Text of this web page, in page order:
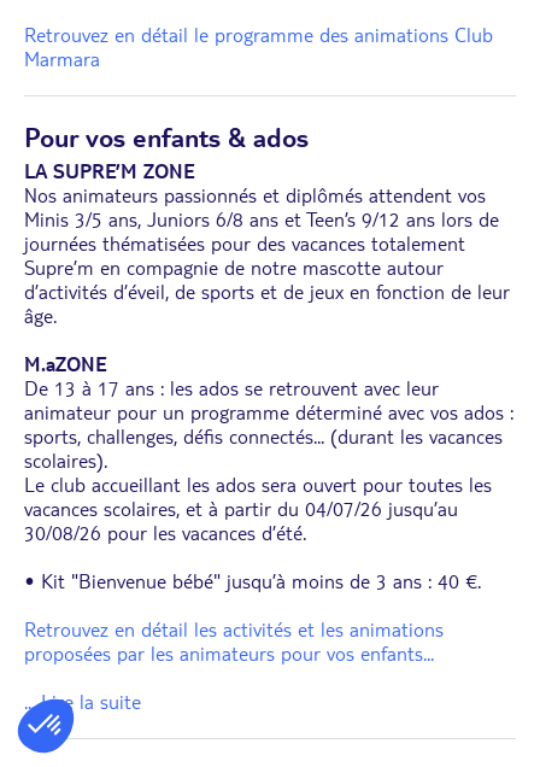
Retrouvez en détail le programme des animations Club
Marmara
Pour vos enfants & ados
LA SUPRE’M ZONE
Nos animateurs passionnés et diplômés attendent vos
Minis 3/5 ans, Juniors 6/8 ans et Teen’s 9/12 ans lors de
journées thématisées pour des vacances totalement
Supre’m en compagnie de notre mascotte autour
d’activités d’éveil, de sports et de jeux en fonction de leur
âge.
M.aZONE
De 13 à 17 ans : les ados se retrouvent avec leur
animateur pour un programme déterminé avec vos ados :
sports, challenges, défis connectés... (durant les vacances
scolaires).
Le club accueillant les ados sera ouvert pour toutes les
vacances scolaires, et à partir du 04/07/26 jusqu’au
30/08/26 pour les vacances d’été.
• Kit "Bienvenue bébé" jusqu’à moins de 3 ans : 40 €.
Retrouvez en détail les activités et les animations
proposées par les animateurs pour vos enfants...
... Lire la suite